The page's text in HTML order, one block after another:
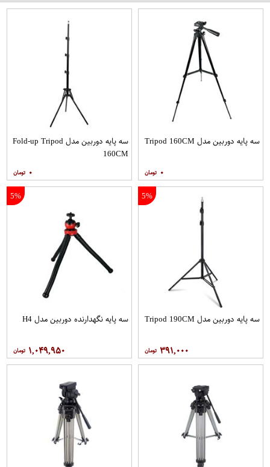
سه پایه دوربین مدل Tripod 160CM
۰
سه پایه دوربین مدل Fold-up Tripod
160CM
۰
5%
سه پایه دوربین مدل Tripod 190CM
۳۹۱,۰۰۰
5%
سه پایه نگهدارنده دوربین مدل H4
۱,۰۴۹,۹۵۰